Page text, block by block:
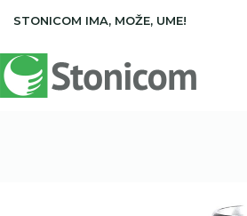
STONICOM IMA, MOŽE, UME!